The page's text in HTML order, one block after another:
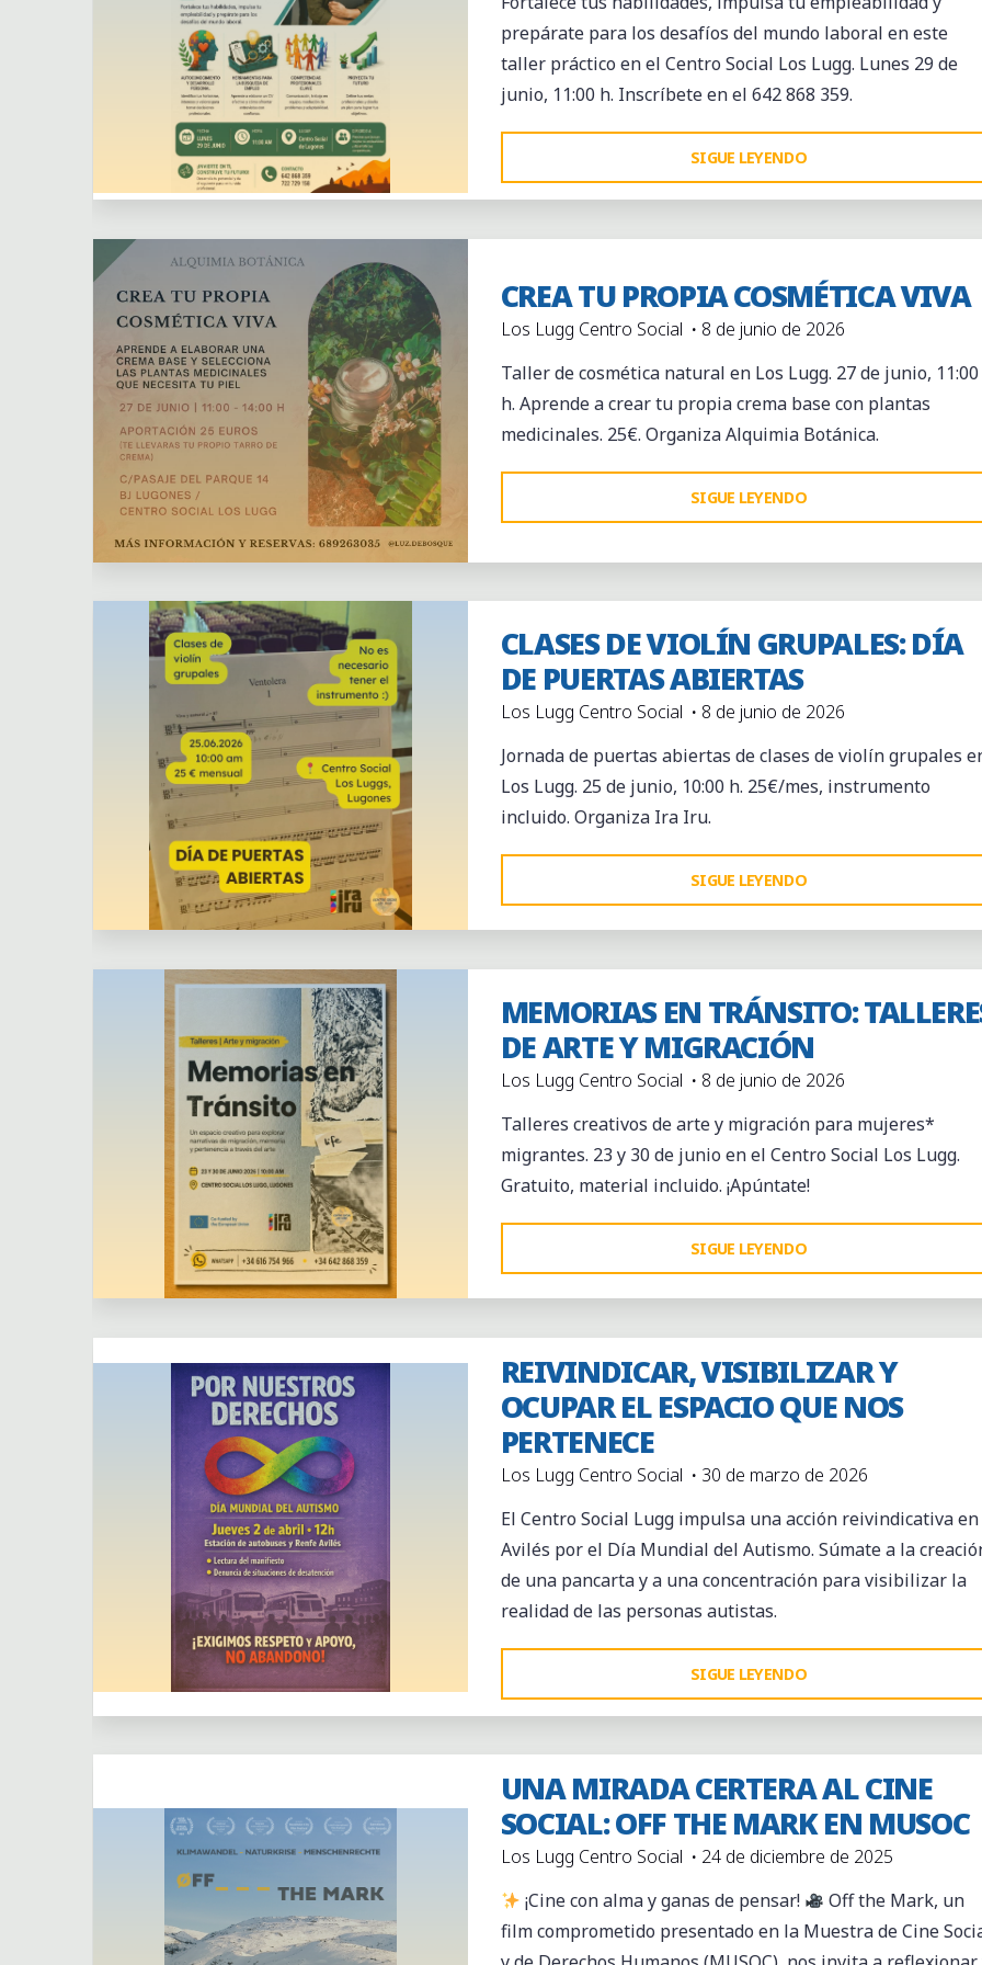
MEDICINALES,
DE
UN
externa
Cursos
prepárate para los desafíos del mundo laboral en este
taller práctico en el Centro Social Los Lugg. Lunes 29 de
junio, 11:00 h. Inscríbete en el 642 868 359.
SIGUE LEYENDO
DE
COMPETENCIAS
PROFESIONALES"
Actividades Actividades puntuales
Colaboración externa
Dejar un comentario
CREA TU PROPIA COSMÉTICA VIVA
Los Lugg Centro Social
8 de junio de 2026
Taller de cosmética natural en Los Lugg. 27 de junio, 11:00
h. Aprende a crear tu propia crema base con plantas
medicinales. 25€. Organiza Alquimia Botánica.
SIGUE LEYENDO
TU
Actividades Clases continuas
Colaboración externa
Dejar un comentario
CLASES DE VIOLÍN GRUPALES: DÍA
DE PUERTAS ABIERTAS
Los Lugg Centro Social
8 de junio de 2026
Jornada de puertas abiertas de clases de violín grupales
Los Lugg. 25 de junio, 10:00 h. 25€/mes, instrumento
incluido. Organiza Ira Iru.
SIGUE LEYENDO
DE
GRUPALES:
DÍA
ABIERTAS"
Actividades Actividades puntuales
Colaboración externa
Dejar un comentario
MEMORIAS EN TRÁNSITO:
DE ARTE Y MIGRACIÓN
Los Lugg Centro Social
8 de junio de 2026
Talleres creativos de arte y migración para mujeres*
migrantes. 23 y 30 de junio en el Centro Social Los Lugg.
Gratuito, material incluido. ¡Apúntate!
SIGUE LEYENDO
EN
TALLERES
DE
ARTE
Colaboración externa
Dejar un comentario
REIVINDICAR, VISIBILIZAR Y
OCUPAR EL ESPACIO QUE NOS
PERTENECE
Los Lugg Centro Social
30 de marzo de 2026
El Centro Social Lugg impulsa una acción reivindicativa en
Avilés por el Día Mundial del Autismo. Súmate a la
de una pancarta y a una concentración para visibilizar la
realidad de las personas autistas.
SIGUE LEYENDO
VISIBILIZAR
EL
ESPACIO
QUE
UNA MIRADA CERTERA AL CINE
SOCIAL: OFF THE MARK EN MUSOC
Los Lugg Centro Social
24 de diciembre de 2025
¡Cine con alma y ganas de pensar!
Off the Mark, un
film comprometido presentado en la Muestra de Cine